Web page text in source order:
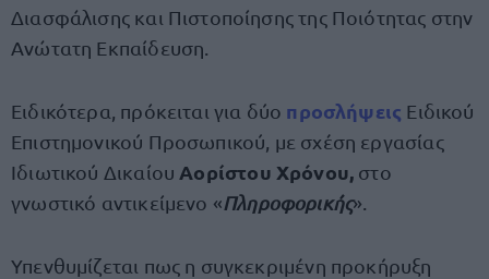
Διασφάλισης και Πιστοποίησης της Ποιότητας στην
Ανώτατη Εκπαίδευση.
Ειδικότερα, πρόκειται για δύο προσλήψεις Ειδικού
Επιστημονικού Προσωπικού, με σχέση εργασίας
Ιδιωτικού Δικαίου Αορίστου Χρόνου, στο
γνωστικό αντικείμενο «Πληροφορικής».
Υπενθυμίζεται πως η συγκεκριμένη προκήρυξη